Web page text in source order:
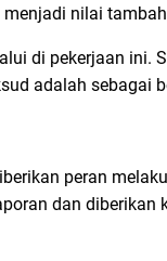
nilai
di pekerjaan ini.
adalah sebagai
peran
dan diberikan